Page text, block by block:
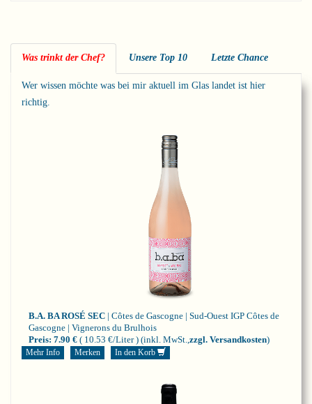
Was trinkt der Chef? Unsere Top 10 Letzte Chance
Wer wissen möchte was bei mir aktuell im Glas landet ist hier
richtig.
B.A. BA ROSÉ SEC | Côtes de Gascogne | Sud-Ouest IGP Côtes de
Gascogne | Vignerons du Brulhois
Preis: 7.90 € ( 10.53 €/Liter ) (inkl. MwSt.,zzgl. Versandkosten)
Mehr Info Merken In den Korb